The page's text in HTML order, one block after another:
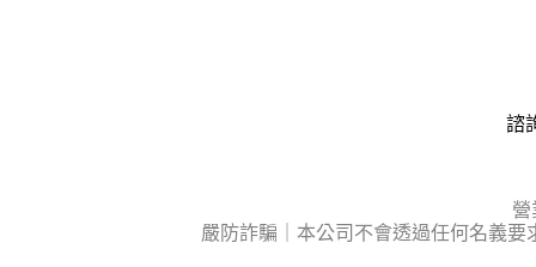
諮
營
嚴防詐騙｜本公司不會透過任何名義